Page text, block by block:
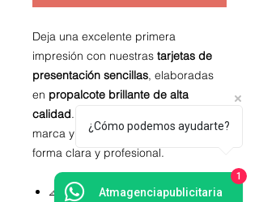
Deja una excelente primera
impresión con nuestras tarjetas de
presentación sencillas, elaboradas
en propalcote brillante de alta
calidad. Ideales para resaltar tu
marca y comunicar tu identidad de
forma clara y profesional.
📐 Medida estándar:9 x 5 cm x
¿Cómo podemos ayudarte?
Atmagenciapublicitaria
1